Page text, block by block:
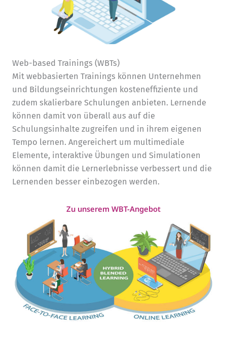
Web-based Trainings (WBTs)
Mit webbasierten Trainings können Unternehmen
und Bildungseinrichtungen kosteneffiziente und
zudem skalierbare Schulungen anbieten. Lernende
können damit von überall aus auf die
Schulungsinhalte zugreifen und in ihrem eigenen
Tempo lernen. Angereichert um multimediale
Elemente, interaktive Übungen und Simulationen
können damit die Lernerlebnisse verbessert und die
Lernenden besser einbezogen werden.
Zu unserem WBT-Angebot